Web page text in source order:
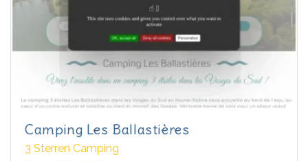
Camping Les Ballastières
3 Sterren Camping